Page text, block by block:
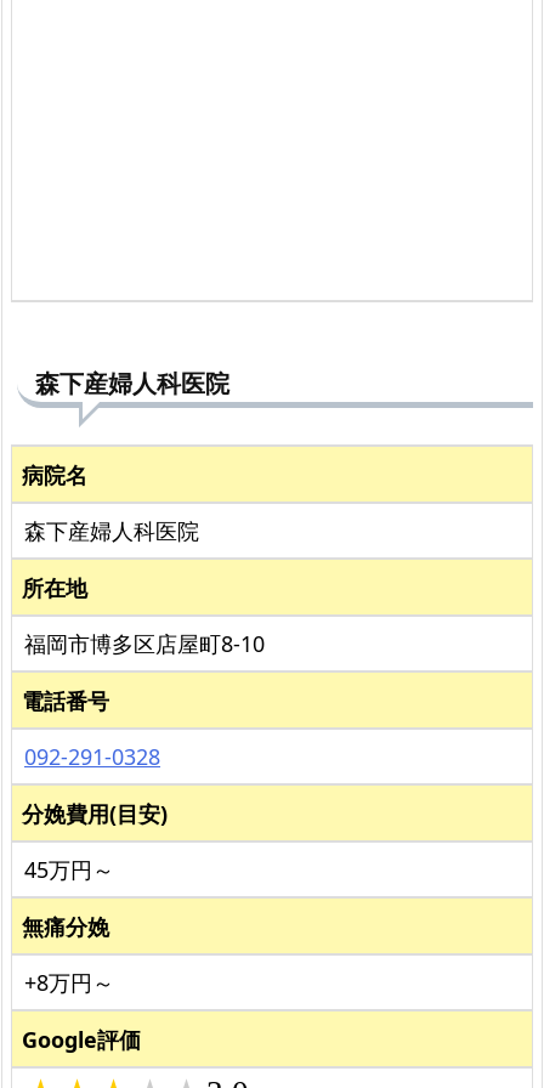
森下産婦人科医院
病院名
森下産婦人科医院
所在地
福岡市博多区店屋町8-10
電話番号
092-291-0328
分娩費用(目安)
45万円～
無痛分娩
+8万円～
Google評価